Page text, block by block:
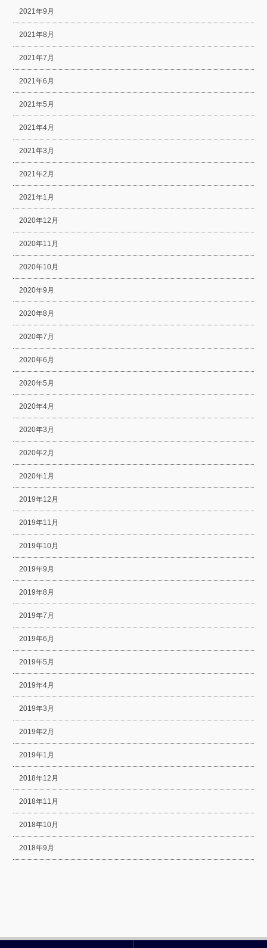
2021年9月
2021年8月
2021年7月
2021年6月
2021年5月
2021年4月
2021年3月
2021年2月
2021年1月
2020年12月
2020年11月
2020年10月
2020年9月
2020年8月
2020年7月
2020年6月
2020年5月
2020年4月
2020年3月
2020年2月
2020年1月
2019年12月
2019年11月
2019年10月
2019年9月
2019年8月
2019年7月
2019年6月
2019年5月
2019年4月
2019年3月
2019年2月
2019年1月
2018年12月
2018年11月
2018年10月
2018年9月